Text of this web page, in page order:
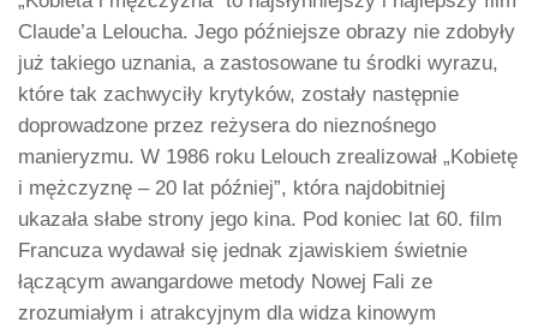
Claude’a Leloucha. Jego późniejsze obrazy nie zdobyły
już takiego uznania, a zastosowane tu środki wyrazu,
które tak zachwyciły krytyków, zostały następnie
doprowadzone przez reżysera do nieznośnego
manieryzmu. W 1986 roku Lelouch zrealizował „Kobietę
i mężczyznę – 20 lat później”, która najdobitniej
ukazała słabe strony jego kina. Pod koniec lat 60. film
Francuza wydawał się jednak zjawiskiem świetnie
łączącym awangardowe metody Nowej Fali ze
zrozumiałym i atrakcyjnym dla widza kinowym